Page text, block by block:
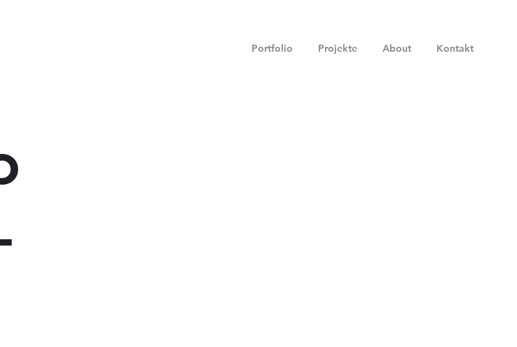
Portfolio Projekte About Kontakt